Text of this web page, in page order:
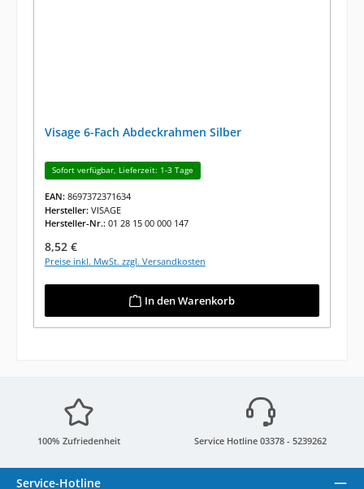
Visage 6-Fach Abdeckrahmen Silber
Sofort verfügbar, Lieferzeit: 1-3 Tage
EAN: 8697372371634
Hersteller: VISAGE
Hersteller-Nr.: 01 28 15 00 000 147
Regulärer Preis:
8,52 €
Preise inkl. MwSt. zzgl. Versandkosten
In den Warenkorb
100% Zufriedenheit Service Hotline 03378 - 5239262
Service-Hotline